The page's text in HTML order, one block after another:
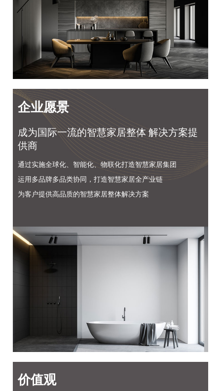
企业愿景
成为国际一流的智慧家居整体 解决方案提
供商
通过实施全球化、智能化、物联化打造智慧家居集团
运用多品牌多品类协同，打造智慧家居全产业链
为客户提供高品质的智慧家居整体解决方案
价值观